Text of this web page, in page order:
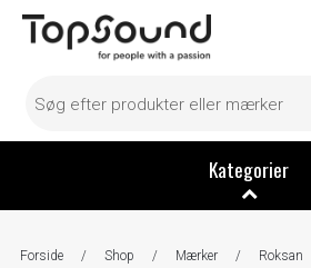
Kategorier
Forside / Shop / Mærker / Roksan